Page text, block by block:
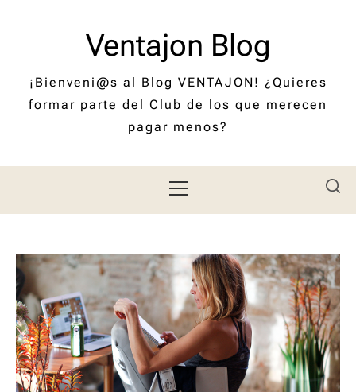
Ventajon Blog
¡Bienveni@s al Blog VENTAJON! ¿Quieres
formar parte del Club de los que merecen
pagar menos?
principal